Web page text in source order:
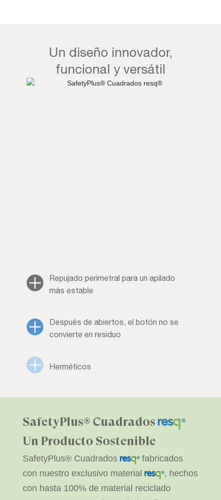
Un diseño innovador,
funcional y versátil
Repujado perimetral para un apilado
más estable
Después de abiertos, el botón no se
convierte en residuo
Herméticos
SafetyPlus® Cuadrados
Un Producto Sostenible
SafetyPlus® Cuadrados
fabricados
con nuestro exclusivo material
, hechos
con hasta 100% de material reciclado